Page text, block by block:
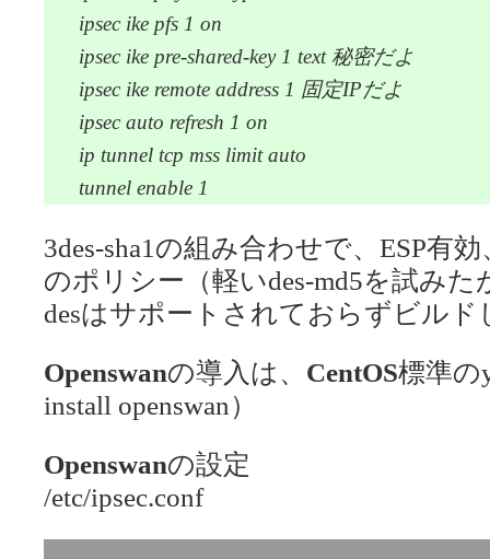
ipsec ike pfs 1 on
ipsec ike pre-shared-key 1 text 秘密だよ
ipsec ike remote address 1 固定IPだよ
ipsec auto refresh 1 on
ip tunnel tcp mss limit auto
tunnel enable 1
3des-sha1の組み合わせで、ESP有
のポリシー（軽いdes-md5を試み
desはサポートされておらずビル
Openswanの導入は、 CentOS標準の
install openswan）
Openswanの設定
/etc/ipsec.conf